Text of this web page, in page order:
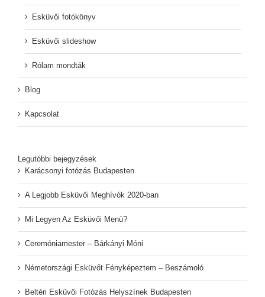
Esküvői fotókönyv
Esküvői slideshow
Rólam mondták
Blog
Kapcsolat
Legutóbbi bejegyzések
Karácsonyi fotózás Budapesten
A Legjobb Esküvői Meghívók 2020-ban
Mi Legyen Az Esküvői Menü?
Ceremóniamester – Bárkányi Móni
Németországi Esküvőt Fényképeztem – Beszámoló
Beltéri Esküvői Fotózás Helyszínek Budapesten